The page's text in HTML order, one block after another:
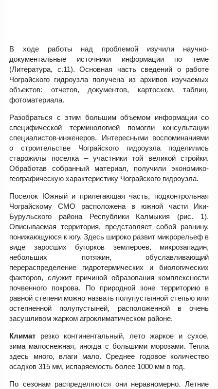
В ходе работы над проблемой изучили научно-
документальные источники информации по теме
(Литература, с.11). Основная часть сведений о работе
Чограйского гидроузла получена из архивов изучаемых
объектов: отчетов, документов, картосхем, таблиц,
фотоматериала.
Разобраться с этим большим объемом информации со
специфической терминологией помогли консультации
специалистов-инженеров. Интересными воспоминаниями
о строительстве Чограйского гидроузла поделились
старожилы поселка – участники той великой стройки.
Обработав собранный материал, получили экономико-
географическую характеристику Чограйского гидроузла.
Поселок Южный и прилегающая часть, подконтрольная
Чограйскому СМО расположена в южной части Ики-
Бурульского района Республики Калмыкия (рис. 1).
Описываемая территория, представляет собой равнину,
понижающуюся к югу. Здесь широко развит микрорельеф в
виде заросших бугорков землероев, микрозападин,
небольших потяжин, обуславливающий
перераспределение гидротермических и биологических
факторов, служит причиной образования комплексности
почвенного покрова. По природной зоне территорию в
равной степени можно назвать полупустынной степью или
остепненной полупустыней, расположенной в очень
засушливом жарком агроклиматическом районе.
Климат резко континентальный, лето жаркое и сухое,
зима малоснежная, иногда с большими морозами. Тепла
здесь много, влаги мало. Среднее годовое количество
осадков 315 мм, испаряемость более 1000 мм в год.
По сезонам распределяются они неравномерно. Летние